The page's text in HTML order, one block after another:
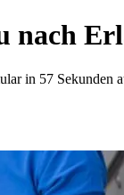
in 57 Sekunden